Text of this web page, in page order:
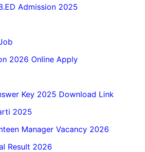
Admission 2025
2026 Online Apply
Key 2025 Download Link
2025
Manager Vacancy 2026
Result 2026